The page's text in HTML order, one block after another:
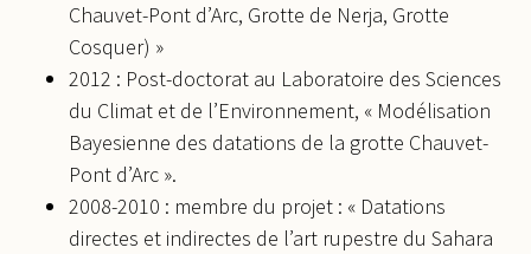
Chauvet-Pont d’Arc, Grotte de Nerja, Grotte
Cosquer) »
2012 : Post-doctorat au Laboratoire des Sciences
du Climat et de l’Environnement, « Modélisation
Bayesienne des datations de la grotte Chauvet-
Pont d’Arc ».
2008-2010 : membre du projet : « Datations
directes et indirectes de l’art rupestre du Sahara